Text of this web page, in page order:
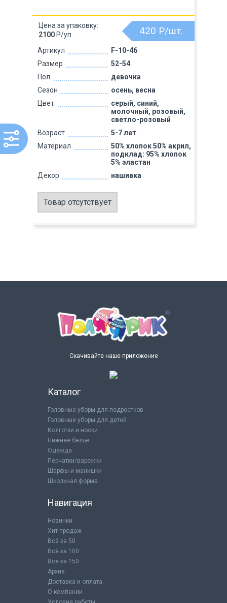
Артикул
F-10-46
Размер
52-54
Пол
девочка
Сезон
осень, весна
Цвет
серый, синий,
молочный, розовый,
светло-розовый
Возраст
5-7 лет
Материал
50% хлопок 50% акрил,
подклад: 95% хлопок
5% эластан
Декор
нашивка
420 Р/шт.
Цена за упаковку:
2100 Р/уп.
Товар отсутствует
Скачивайте наше приложение
Каталог
Головные уборы для подростков
Головные уборы для детей
Колготки и носки
Нижнее бельё
Одежда
Перчатки/варежки
Шарфы и манишки
Школьная форма
Навигация
Новинки
Хит продаж
Всё за 50
Всё за 100
Всё за 150
Архив
Доставка и оплата
О компании